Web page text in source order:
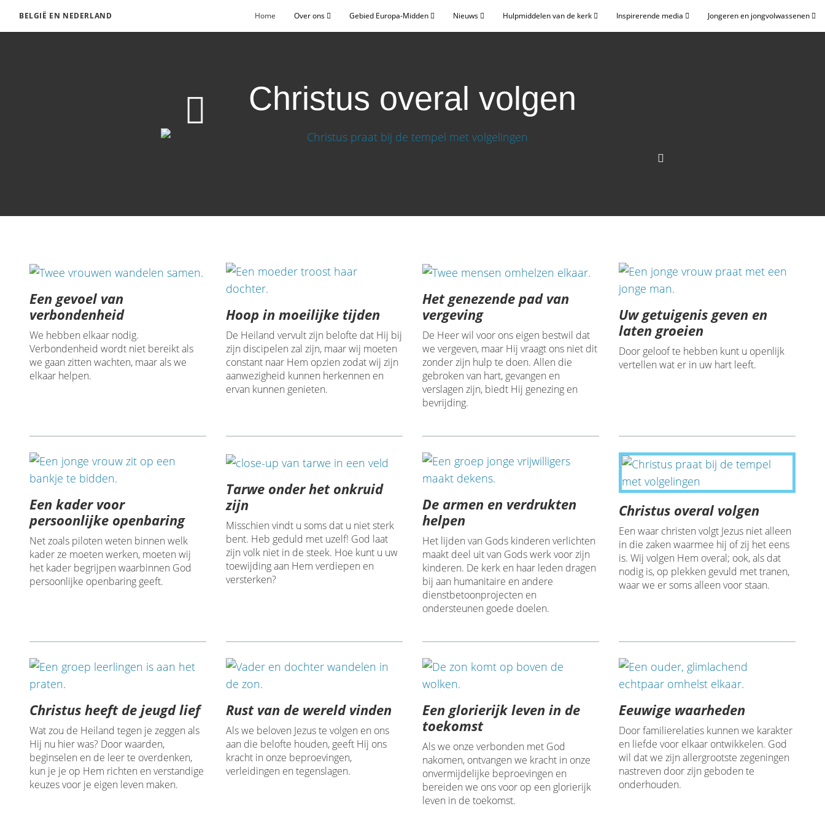
BELGIË EN NEDERLAND Home Over ons Gebied Europa-Midden Nieuws Hulpmiddelen van de kerk Inspirerende media Jongeren en jongvolwassenen
Christus overal volgen
Een gevoel van
verbondenheid
We hebben elkaar nodig.
Verbondenheid wordt niet bereikt als
we gaan zitten wachten, maar als we
elkaar helpen.
Hoop in moeilijke tijden
De Heiland vervult zijn belofte dat Hij bij
zijn discipelen zal zijn, maar wij moeten
constant naar Hem opzien zodat wij zijn
aanwezigheid kunnen herkennen en
ervan kunnen genieten.
Het genezende pad van
vergeving
De Heer wil voor ons eigen bestwil dat
we vergeven, maar Hij vraagt ons niet dit
zonder zijn hulp te doen. Allen die
gebroken van hart, gevangen en
verslagen zijn, biedt Hij genezing en
bevrijding.
Uw getuigenis geven en
laten groeien
Door geloof te hebben kunt u openlijk
vertellen wat er in uw hart leeft.
Een kader voor
persoonlijke openbaring
Net zoals piloten weten binnen welk
kader ze moeten werken, moeten wij
het kader begrijpen waarbinnen God
persoonlijke openbaring geeft.
Tarwe onder het onkruid
zijn
Misschien vindt u soms dat u niet sterk
bent. Heb geduld met uzelf! God laat
zijn volk niet in de steek. Hoe kunt u uw
toewijding aan Hem verdiepen en
versterken?
De armen en verdrukten
helpen
Het lijden van Gods kinderen verlichten
maakt deel uit van Gods werk voor zijn
kinderen. De kerk en haar leden dragen
bij aan humanitaire en andere
dienstbetoonprojecten en
ondersteunen goede doelen.
Christus overal volgen
Een waar christen volgt Jezus niet alleen
in die zaken waarmee hij of zij het eens
is. Wij volgen Hem overal; ook, als dat
nodig is, op plekken gevuld met tranen,
waar we er soms alleen voor staan.
Christus heeft de jeugd lief
Wat zou de Heiland tegen je zeggen als
Hij nu hier was? Door waarden,
beginselen en de leer te overdenken,
kun je je op Hem richten en verstandige
keuzes voor je eigen leven maken.
Rust van de wereld vinden
Als we beloven Jezus te volgen en ons
aan die belofte houden, geeft Hij ons
kracht in onze beproevingen,
verleidingen en tegenslagen.
Een glorierijk leven in de
toekomst
Als we onze verbonden met God
nakomen, ontvangen we kracht in onze
onvermijdelijke beproevingen en
bereiden we ons voor op een glorierijk
leven in de toekomst.
Eeuwige waarheden
Door familierelaties kunnen we karakter
en liefde voor elkaar ontwikkelen. God
wil dat we zijn allergrootste zegeningen
nastreven door zijn geboden te
onderhouden.